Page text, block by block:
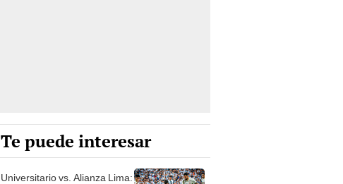
Te puede interesar
Universitario vs. Alianza Lima: